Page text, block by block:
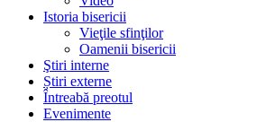
Istoria bisericii
Vieţile sfinţilor
Oamenii bisericii
Ştiri interne
Știri externe
Întreabă preotul
Evenimente